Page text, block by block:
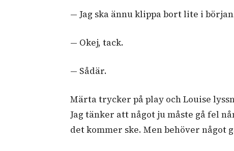
­­— Jag ska ännu klippa bort lite i
— Okej, tack.
— Sådär.
Märta trycker på play och Louise
Jag tänker att något ju måste gå fel
det kommer ske. Men behöver något